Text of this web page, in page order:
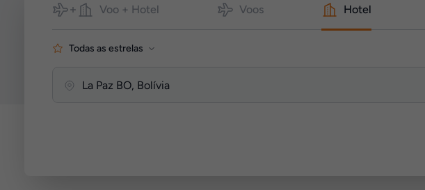
PesquisarVoo + Hotel Voos Hotel
Todas as estrelas